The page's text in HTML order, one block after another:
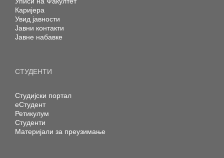
Каријера
Увид јавности
Јавни контакти
Јавне набавке
СТУДЕНТИ
Студијски портал
еСтудент
Ретикулум
Студенти
Материјали за преузимање